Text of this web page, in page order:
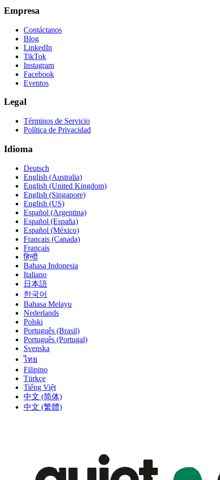
Empresa
Contáctanos
Blog
LinkedIn
TikTok
Instagram
Facebook
Eventos
Legal
Términos de Servicio
Política de Privacidad
Idioma
Deutsch
English (Australia)
English (United Kingdom)
English (Singapore)
English (US)
Español (Argentina)
Español (España)
Español (México)
Français (Canada)
Français
हिन्दी
Bahasa Indonesia
Italiano
日本語
한국어
Bahasa Melayu
Nederlands
Polski
Português (Brasil)
Português (Portugal)
Svenska
ไทย
Filipino
Türkçe
Tiếng Việt
中文 (简体)
中文 (繁體)